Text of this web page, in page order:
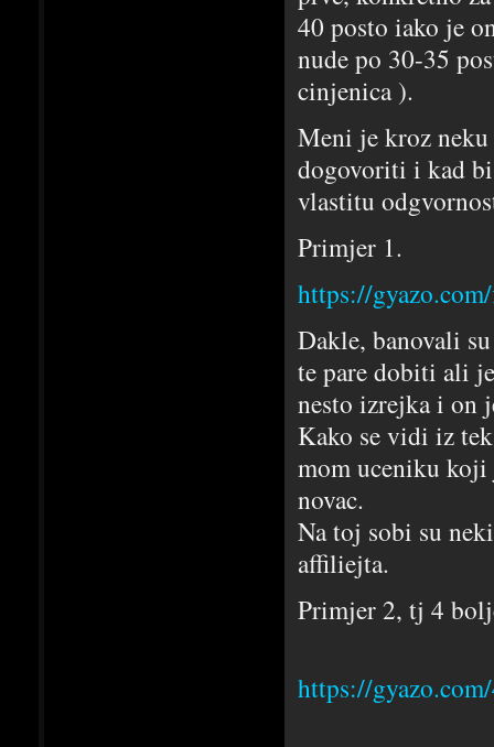
40 posto iako je
nude po 30-35
cinjenica ).
Meni je kroz neku
dogovoriti i kad bi
vlastitu
Primjer 1.
https://
Dakle, banovali
te pare dobiti ali
nesto izrejka i on
Kako se vidi iz
mom uceniku
novac.
Na toj sobi su
affiliejta.
Primjer 2, tj 4
https://